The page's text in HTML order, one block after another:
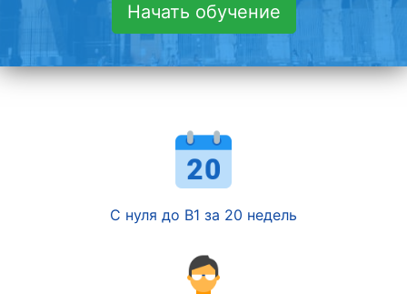
Начать обучение
С нуля до B1 за 20 недель